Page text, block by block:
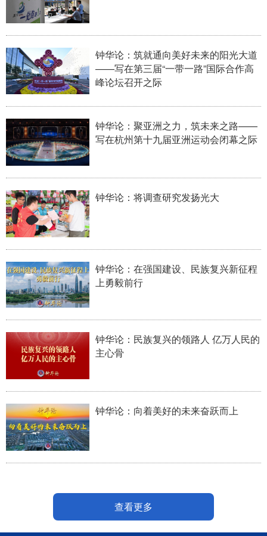
钟华论：筑就通向美好未来的阳光大道
——写在第三届“一带一路”国际合作高
峰论坛召开之际
钟华论：聚亚洲之力，筑未来之路——
写在杭州第十九届亚洲运动会闭幕之际
钟华论：将调查研究发扬光大
钟华论：在强国建设、民族复兴新征程
上勇毅前行
钟华论：民族复兴的领路人 亿万人民的
主心骨
钟华论：向着美好的未来奋跃而上
查看更多